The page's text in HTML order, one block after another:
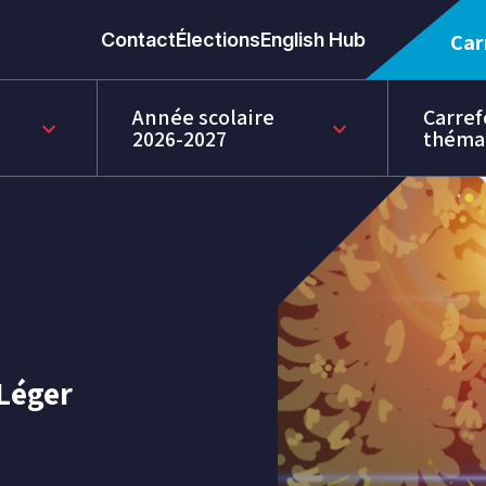
ContactÉlectionsEnglish Hub
keyboard_arrow_down Année scolaire
2026-2027 keyboard_arrow_down